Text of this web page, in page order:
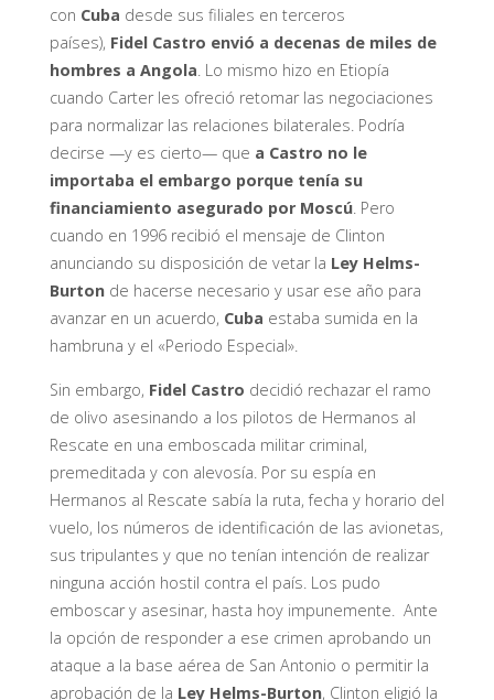
con Cuba desde sus filiales en terceros
países), Fidel Castro envió a decenas de miles de
hombres a Angola. Lo mismo hizo en Etiopía
cuando Carter les ofreció retomar las negociaciones
para normalizar las relaciones bilaterales. Podría
decirse —y es cierto— que a Castro no le
importaba el embargo porque tenía su
financiamiento asegurado por Moscú. Pero
cuando en 1996 recibió el mensaje de Clinton
anunciando su disposición de vetar la Ley Helms-
Burton de hacerse necesario y usar ese año para
avanzar en un acuerdo, Cuba estaba sumida en la
hambruna y el «Periodo Especial».
Sin embargo, Fidel Castro decidió rechazar el ramo
de olivo asesinando a los pilotos de Hermanos al
Rescate en una emboscada militar criminal,
premeditada y con alevosía. Por su espía en
Hermanos al Rescate sabía la ruta, fecha y horario del
vuelo, los números de identificación de las avionetas,
sus tripulantes y que no tenían intención de realizar
ninguna acción hostil contra el país. Los pudo
emboscar y asesinar, hasta hoy impunemente. Ante
la opción de responder a ese crimen aprobando un
ataque a la base aérea de San Antonio o permitir la
aprobación de la Ley Helms-Burton, Clinton eligió la